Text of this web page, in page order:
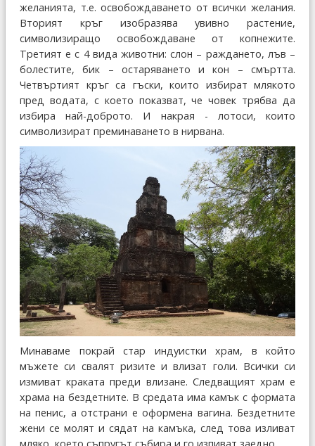
желанията, т.е. освобождаването от всички желания.
Вторият кръг изобразява увивно растение,
символизиращо освобождаване от копнежите.
Третият е с 4 вида животни: слон – раждането, лъв –
болестите, бик – остаряването и кон – смъртта.
Четвъртият кръг са гъски, които избират млякото
пред водата, с което показват, че човек трябва да
избира най-доброто. И накрая - лотоси, които
символизират преминаването в нирвана.
Минаваме покрай стар индуистки храм, в който
мъжете си свалят ризите и влизат голи. Всички си
измиват краката преди влизане. Следващият храм е
храма на бездетните. В средата има камък с формата
на пенис, а отстрани е оформена вагина. Бездетните
жени се молят и сядат на камъка, след това изливат
мляко, което съпругът събира и го изпиват заедно.